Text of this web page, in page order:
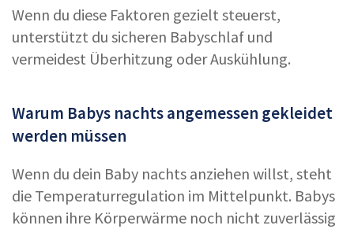
Wenn du diese Faktoren gezielt steuerst,
unterstützt du sicheren Babyschlaf und
vermeidest Überhitzung oder Auskühlung.
Warum Babys nachts angemessen gekleidet
werden müssen
Wenn du dein Baby nachts anziehen willst, steht
die Temperaturregulation im Mittelpunkt. Babys
können ihre Körperwärme noch nicht zuverlässig